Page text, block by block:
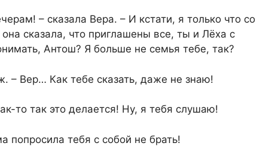
– сказала Вера. – И кстати, я только что со
сказала, что приглашены все, ты и Лёха с
Антош? Я больше не семья тебе, так?
– Вер… Как тебе сказать, даже не знаю!
то так это делается! Ну, я тебя слушаю!
тебя с собой не брать!